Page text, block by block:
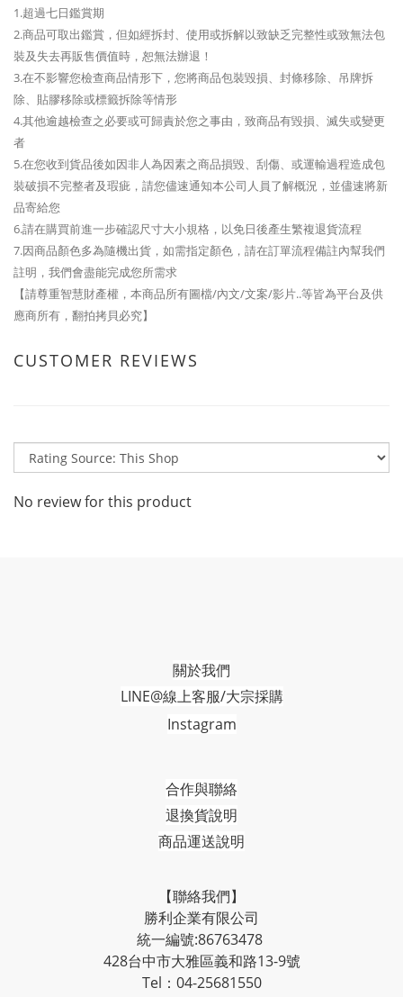
1.超過七日鑑賞期
2.商品可取出鑑賞，但如經拆封、使用或拆解以致缺乏完整性或致無法包
裝及失去再販售價值時，恕無法辦退！
3.在不影響您檢查商品情形下，您將商品包裝毀損、封條移除、吊牌拆
除、貼膠移除或標籤拆除等情形
4.其他逾越檢查之必要或可歸責於您之事由，致商品有毀損、滅失或變更
者
5.在您收到貨品後如因非人為因素之商品損毀、刮傷、或運輸過程造成包
裝破損不完整者及瑕疵，請您儘速通知本公司人員了解概況，並儘速將新
品寄給您
6.請在購買前進一步確認尺寸大小規格，以免日後產生繁複退貨流程
7.因商品顏色多為隨機出貨，如需指定顏色，請在訂單流程備註內幫我們
註明，我們會盡能完成您所需求
【請尊重智慧財產權，本商品所有圖檔/內文/文案/影片..等皆為平台及供
應商所有，翻拍拷貝必究】
CUSTOMER REVIEWS
No review for this product
關於我們
LINE@線上客服/大宗採購
Instagram
合作與聯絡
退換貨說明
商品運送說明
【聯絡我們】
勝利企業有限公司
統一編號:86763478
428台中市大雅區義和路13-9號
Tel：04-25681550